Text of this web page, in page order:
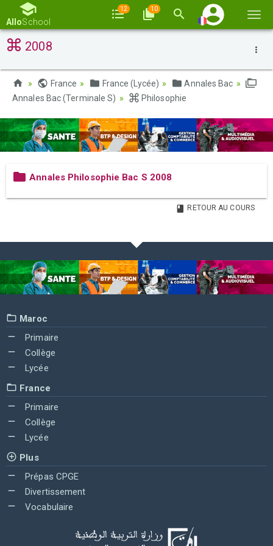
la
AlloSchool
12 10
2008
France France (Lycée)
Annales Bac
Annales Bac (Terminale S)
Philosophie
Annales Philosophie Bac S 2008
RETOUR AU COURS
Maroc
Primaire
Collège
Lycée
France
Primaire
Collège
Lycée
Plus
Prépas CPGE
Divertissement
Vocabulaire